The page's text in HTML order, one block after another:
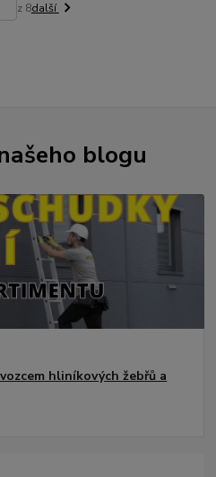
z 8další
blogu
hliníkových žebřů a